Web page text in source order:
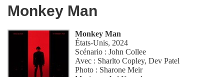
Monkey Man
Monkey Man
États-Unis, 2024
Scénario :John Collee
Avec : Sharlto Copley,Dev Patel
Photo : Sharone Meir